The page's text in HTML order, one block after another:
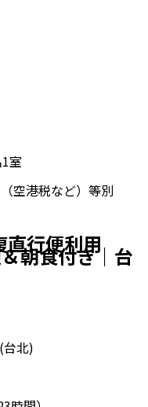
1室
空港税など）等別
直行便利用
朝食付き｜台
(台北)